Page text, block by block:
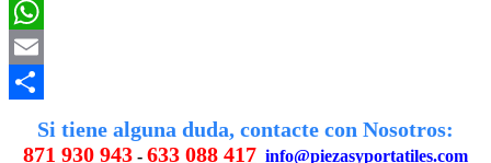
Twitter
WhatsApp
Email
Si tiene alguna duda, contacte con Nosotros:
871 930 943 - 633 088 417 info@piezasyportatiles.com